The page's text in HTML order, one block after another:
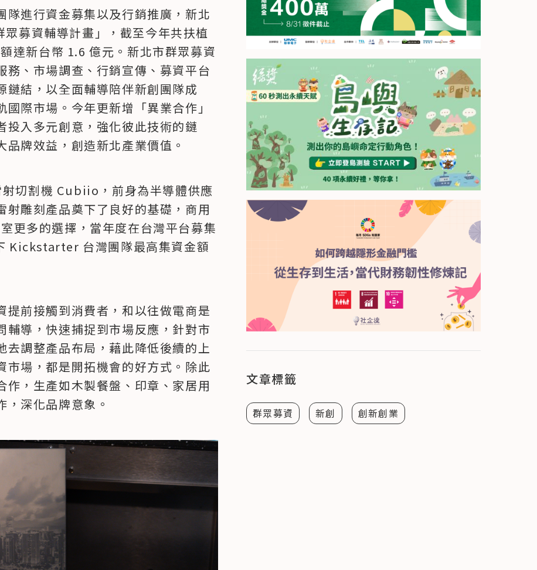
進行資金募集以及行銷推廣，新北
募資輔導計畫」，截至今年共扶植
達新台幣 1.6 億元。新北市群眾募資
、市場調查、行銷宣傳、募資平台
結，以全面輔導陪伴新創團隊成
際市場。今年更新增「異業合作」
投入多元創意，強化彼此技術的鏈
牌效益，創造新北產業價值。
切割機 Cubiio，前身為半導體供應
雕刻產品奠下了良好的基礎，商用
更多的選擇，當年度在台灣平台募集
Kickstarter 台灣團隊最高集資金額
前接觸到消費者，和以往做電商是
導，快速捕捉到市場反應，針對市
調整產品布局，藉此降低後續的上
場，都是開拓機會的好方式。除此
，生產如木製餐盤、印章、家居用
深化品牌意象。
文章標籤
群眾募資 新創 創新創業